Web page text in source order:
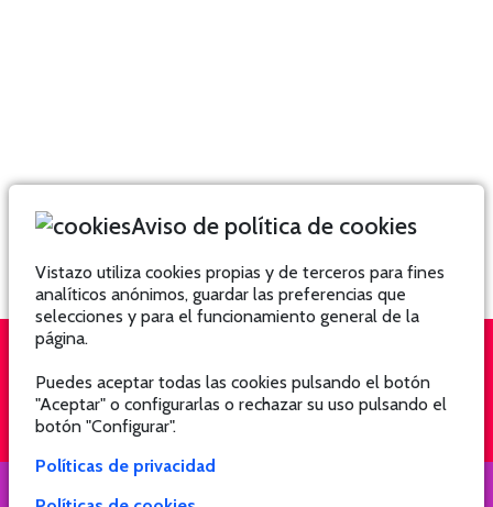
QUIÉNES SOMOS
Aviso de política de cookies
Vistazo utiliza cookies propias y de terceros para fines
analíticos anónimos, guardar las preferencias que
selecciones y para el funcionamiento general de la
página.
Puedes aceptar todas las cookies pulsando el botón
"Aceptar" o configurarlas o rechazar su uso pulsando el
botón "Configurar".
Políticas de privacidad